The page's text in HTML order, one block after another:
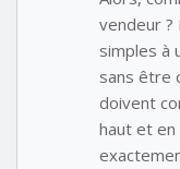
vendeur
simples à
sans être
doivent
haut et en